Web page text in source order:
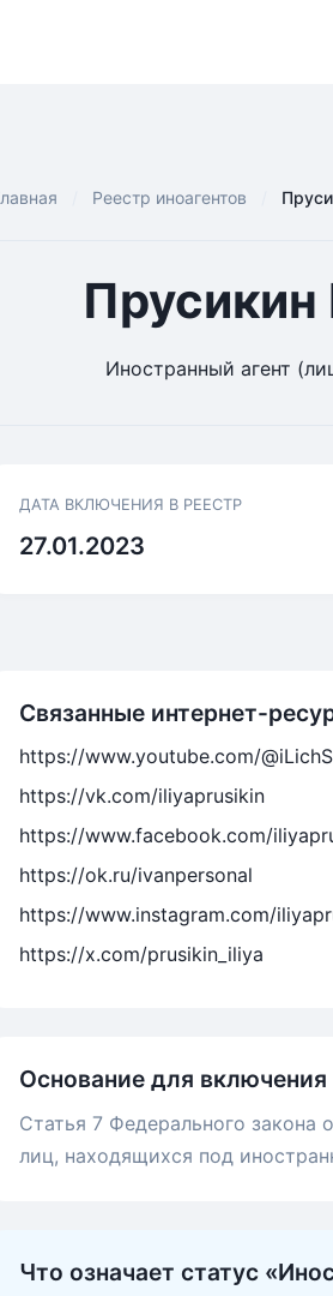
Реестр иноагентов
Иностранный агент
ДАТА ВКЛЮЧЕНИЯ В РЕЕСТР
27.01.2023
Связанные интернет-
https://www.youtube.com/
https://vk.com/iliyaprusikin
https://www.facebook.com/
https://ok.ru/ivanpersonal
https://www.instagram.com/
https://x.com/prusikin_iliya
Основание для включения
Статья 7 Федерального
лиц, находящихся под
Что означает статус